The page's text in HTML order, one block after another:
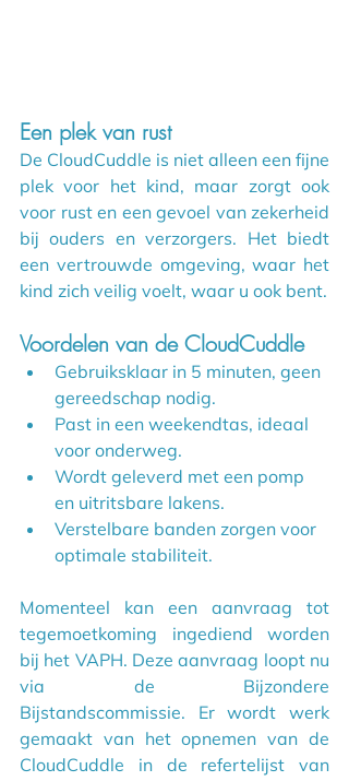
Een plek van rust
De CloudCuddle is niet alleen een fijne
plek voor het kind, maar zorgt ook
voor rust en een gevoel van zekerheid
bij ouders en verzorgers. Het biedt
een vertrouwde omgeving, waar het
kind zich veilig voelt, waar u ook bent.
Voordelen van de CloudCuddle
Gebruiksklaar in 5 minuten, geen
gereedschap nodig.
Past in een weekendtas, ideaal
voor onderweg.
Wordt geleverd met een pomp
en uitritsbare lakens.
Verstelbare banden zorgen voor
optimale stabiliteit.
Momenteel kan een aanvraag tot
tegemoetkoming ingediend worden
bij het VAPH. Deze aanvraag loopt nu
via de Bijzondere
Bijstandscommissie. Er wordt werk
gemaakt van het opnemen van de
CloudCuddle in de refertelijst van